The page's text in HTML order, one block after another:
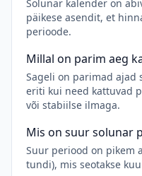
Solunar kalender on
päikese asendit, et
perioode.
Millal on parim aeg
Sageli on parimad ajad
eriti kui need kattuvad
või stabiilse ilmaga.
Mis on suur solunar
Suur periood on pikem
tundi), mis seotakse